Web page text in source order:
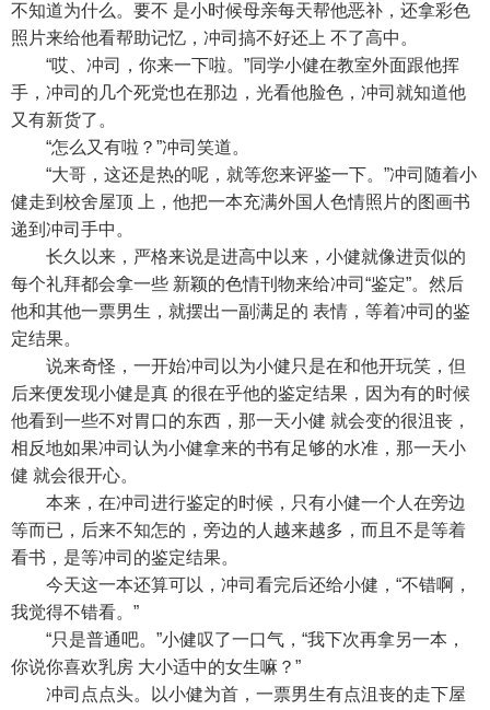
不知道为什么。要不 是小时候母亲每天帮他恶补，还拿彩色
照片来给他看帮助记忆，冲司搞不好还上 不了高中。
“哎、冲司，你来一下啦。”同学小健在教室外面跟他挥
手，冲司的几个死党也在那边，光看他脸色，冲司就知道他
又有新货了。
“怎么又有啦？”冲司笑道。
“大哥，这还是热的呢，就等您来评鉴一下。”冲司随着小
健走到校舍屋顶 上，他把一本充满外国人色情照片的图画书
递到冲司手中。
长久以来，严格来说是进高中以来，小健就像进贡似的
每个礼拜都会拿一些 新颖的色情刊物来给冲司“鉴定”。然后
他和其他一票男生，就摆出一副满足的 表情，等着冲司的鉴
定结果。
说来奇怪，一开始冲司以为小健只是在和他开玩笑，但
后来便发现小健是真 的很在乎他的鉴定结果，因为有的时候
他看到一些不对胃口的东西，那一天小健 就会变的很沮丧，
相反地如果冲司认为小健拿来的书有足够的水准，那一天小
健 就会很开心。
本来，在冲司进行鉴定的时候，只有小健一个人在旁边
等而已，后来不知怎的，旁边的人越来越多，而且不是等着
看书，是等冲司的鉴定结果。
今天这一本还算可以，冲司看完后还给小健，“不错啊，
我觉得不错看。”
“只是普通吧。”小健叹了一口气，“我下次再拿另一本，
你说你喜欢乳房 大小适中的女生嘛？”
冲司点点头。以小健为首，一票男生有点沮丧的走下屋